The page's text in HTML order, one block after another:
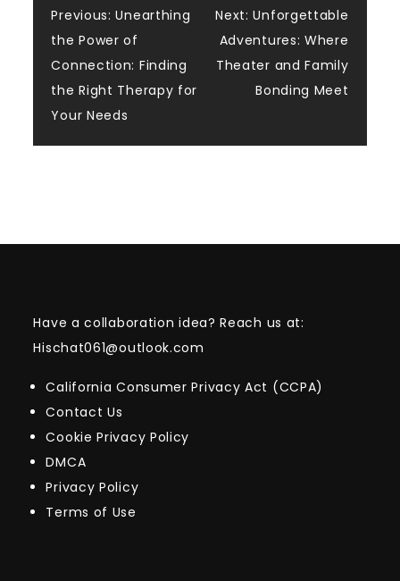
Post
navigation
Previous: Unearthing
the Power of
Connection: Finding
the Right Therapy for
Your Needs
Next: Unforgettable
Adventures: Where
Theater and Family
Bonding Meet
Have a collaboration idea? Reach us at:
Hischat061@outlook.com
California Consumer Privacy Act (CCPA)
Contact Us
Cookie Privacy Policy
DMCA
Privacy Policy
Terms of Use